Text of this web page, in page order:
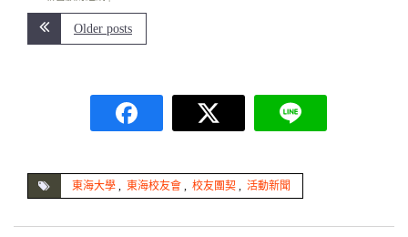
Older posts
東海大學 , 東海校友會 , 校友團契 , 活動新聞